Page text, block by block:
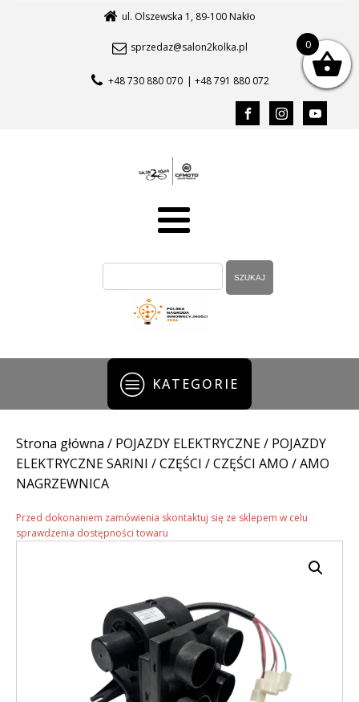
ul. Olszewska 1, 89-100 Nakło
sprzedaz@salon2kolka.pl
+48 730 880 070 | +48 791 880 072
KATEGORIE
Strona główna / POJAZDY ELEKTRYCZNE/ POJAZDY
ELEKTRYCZNE SARINI /CZĘŚCI /CZĘŚCI AMO / AMO
NAGRZEWNICA
Przed dokonaniem zamówienia skontaktuj się ze sklepem w celu
sprawdzenia dostępności towaru
0